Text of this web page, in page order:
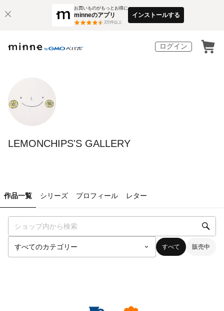
お買いものがもっとお得に
minneのアプリ
3万件以上
インストールする
ログイン
LEMONCHIPS'S GALLERY
作品一覧 シリーズ プロフィール レター
すべて 販売中